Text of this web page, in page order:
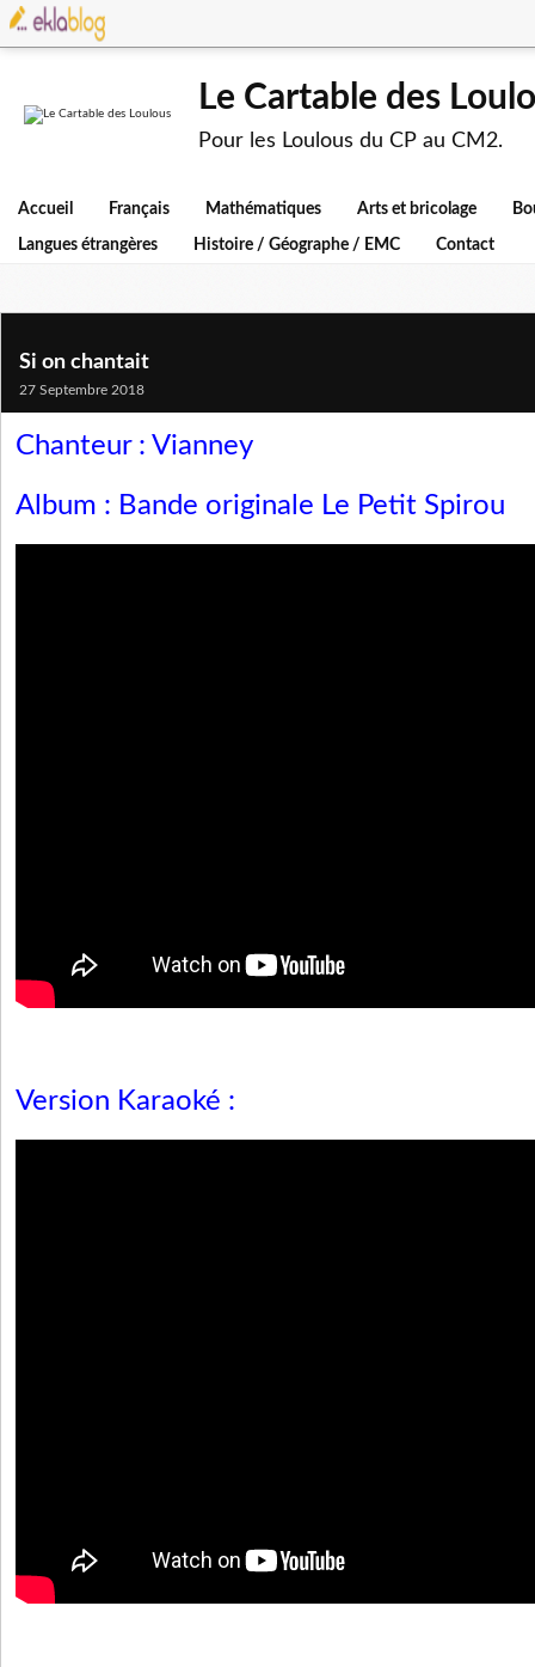
Le Cartable des
Pour les Loulous du CP au CM2.
Accueil Français Mathématiques Arts et bricolage
Langues étrangères Histoire / Géographe / EMC Contact
Si on chantait
27 Septembre 2018
Chanteur : Vianney
Album : Bande originale Le Petit Spirou
Version Karaoké :